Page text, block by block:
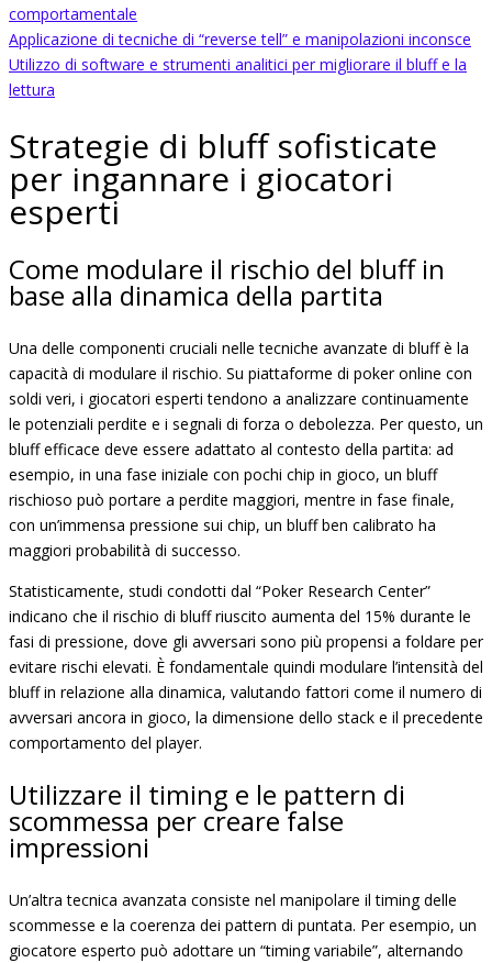
comportamentale
Applicazione di tecniche di “reverse tell” e manipolazioni inconsce
Utilizzo di software e strumenti analitici per migliorare il bluff e la
lettura
Strategie di bluff sofisticate
per ingannare i giocatori
esperti
Come modulare il rischio del bluff in
base alla dinamica della partita
Una delle componenti cruciali nelle tecniche avanzate di bluff è la
capacità di modulare il rischio. Su piattaforme di poker online con
soldi veri, i giocatori esperti tendono a analizzare continuamente
le potenziali perdite e i segnali di forza o debolezza. Per questo, un
bluff efficace deve essere adattato al contesto della partita: ad
esempio, in una fase iniziale con pochi chip in gioco, un bluff
rischioso può portare a perdite maggiori, mentre in fase finale,
con un’immensa pressione sui chip, un bluff ben calibrato ha
maggiori probabilità di successo.
Statisticamente, studi condotti dal “Poker Research Center”
indicano che il rischio di bluff riuscito aumenta del 15% durante le
fasi di pressione, dove gli avversari sono più propensi a foldare per
evitare rischi elevati. È fondamentale quindi modulare l’intensità del
bluff in relazione alla dinamica, valutando fattori come il numero di
avversari ancora in gioco, la dimensione dello stack e il precedente
comportamento del player.
Utilizzare il timing e le pattern di
scommessa per creare false
impressioni
Un’altra tecnica avanzata consiste nel manipolare il timing delle
scommesse e la coerenza dei pattern di puntata. Per esempio, un
giocatore esperto può adottare un “timing variabile”, alternando